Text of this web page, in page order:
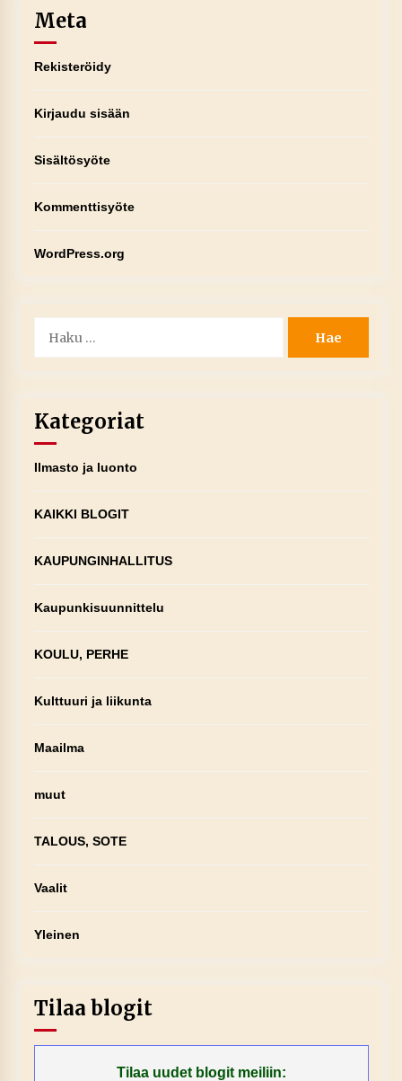
Meta
Rekisteröidy
Kirjaudu sisään
Sisältösyöte
Kommenttisyöte
WordPress.org
Kategoriat
Ilmasto ja luonto
KAIKKI BLOGIT
KAUPUNGINHALLITUS
Kaupunkisuunnittelu
KOULU, PERHE
Kulttuuri ja liikunta
Maailma
muut
TALOUS, SOTE
Vaalit
Yleinen
Tilaa blogit
Tilaa uudet blogit meiliin: